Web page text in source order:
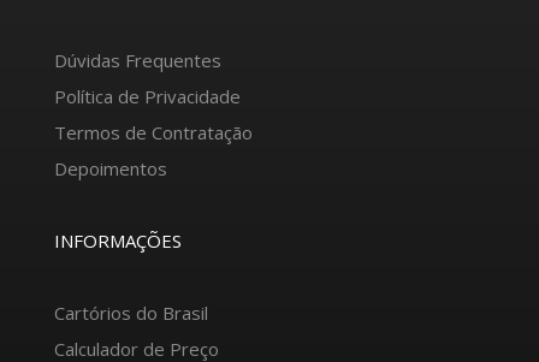
Dúvidas Frequentes
Política de Privacidade
Termos de Contratação
Depoimentos
INFORMAÇÕES
Cartórios do Brasil
Calculador de Preço